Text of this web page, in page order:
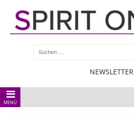
NEWSLETTER
MENÜ